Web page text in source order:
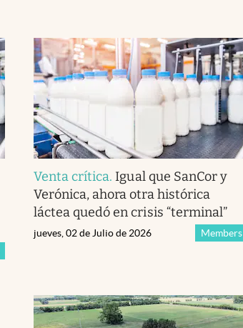
Venta crítica. Igual que SanCor y
Verónica, ahora otra histórica
láctea quedó en crisis “terminal”
Members
jueves, 02 de Julio de 2026